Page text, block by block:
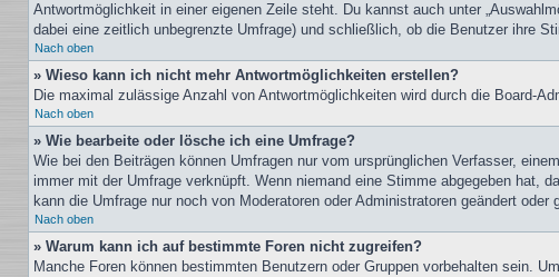
Antwortmöglichkeit in einer eigenen Zeile steht. Du kannst auch unter
dabei eine zeitlich unbegrenzte Umfrage) und schließlich, ob die Benutzer ihre
Nach oben
» Wieso kann ich nicht mehr Antwortmöglichkeiten erstellen?
Die maximal zulässige Anzahl von Antwortmöglichkeiten wird durch die Board-
Nach oben
» Wie bearbeite oder lösche ich eine Umfrage?
Wie bei den Beiträgen können Umfragen nur vom ursprünglichen Verfasser,
immer mit der Umfrage verknüpft. Wenn niemand eine Stimme abgegeben hat,
kann die Umfrage nur noch von Moderatoren oder Administratoren geändert
Nach oben
» Warum kann ich auf bestimmte Foren nicht zugreifen?
Manche Foren können bestimmten Benutzern oder Gruppen vorbehalten sein.